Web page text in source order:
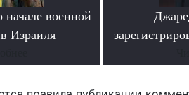
начале военной
Израиля